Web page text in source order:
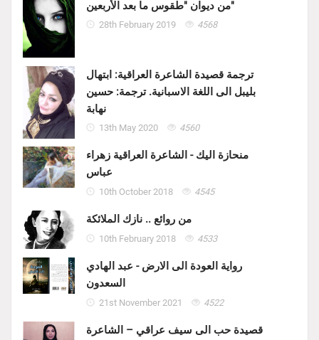
من ديوان "طقوس ما بعد الأربعين"
28th February 2019 4568
ترجمة قصيدة الشاعرة العراقية: ابتهال
بليبل الى اللغة الاسبانية. ترجمة: حسين
نهابة
13th May 2020 4560
منحازة اليك - الشاعرة العراقية زهراء
عباس
10th October 2018 4545
من روائع .. نازك الملائكة
10th February 2018 4533
رواية العودة الى الارض - عبد الهادي
السعدون
21st November 2021 4522
قصيدة حب الى سيف عراقي – الشاعرة